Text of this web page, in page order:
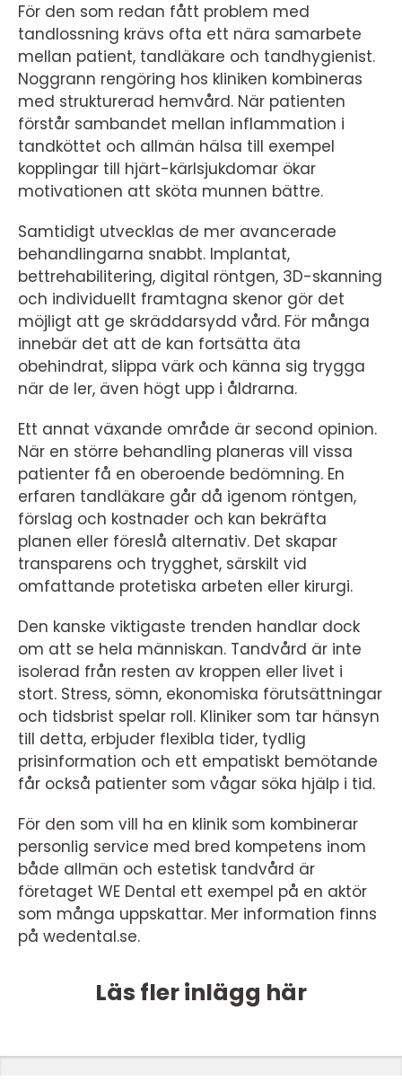
För den som redan fått problem med
tandlossning krävs ofta ett nära samarbete
mellan patient, tandläkare och tandhygienist.
Noggrann rengöring hos kliniken kombineras
med strukturerad hemvård. När patienten
förstår sambandet mellan inflammation i
tandköttet och allmän hälsa till exempel
kopplingar till hjärt-kärlsjukdomar ökar
motivationen att sköta munnen bättre.
Samtidigt utvecklas de mer avancerade
behandlingarna snabbt. Implantat,
bettrehabilitering, digital röntgen, 3D-skanning
och individuellt framtagna skenor gör det
möjligt att ge skräddarsydd vård. För många
innebär det att de kan fortsätta äta
obehindrat, slippa värk och känna sig trygga
när de ler, även högt upp i åldrarna.
Ett annat växande område är second opinion.
När en större behandling planeras vill vissa
patienter få en oberoende bedömning. En
erfaren tandläkare går då igenom röntgen,
förslag och kostnader och kan bekräfta
planen eller föreslå alternativ. Det skapar
transparens och trygghet, särskilt vid
omfattande protetiska arbeten eller kirurgi.
Den kanske viktigaste trenden handlar dock
om att se hela människan. Tandvård är inte
isolerad från resten av kroppen eller livet i
stort. Stress, sömn, ekonomiska förutsättningar
och tidsbrist spelar roll. Kliniker som tar hänsyn
till detta, erbjuder flexibla tider, tydlig
prisinformation och ett empatiskt bemötande
får också patienter som vågar söka hjälp i tid.
För den som vill ha en klinik som kombinerar
personlig service med bred kompetens inom
både allmän och estetisk tandvård är
företaget WE Dental ett exempel på en aktör
som många uppskattar. Mer information finns
på wedental.se.
Läs fler inlägg här